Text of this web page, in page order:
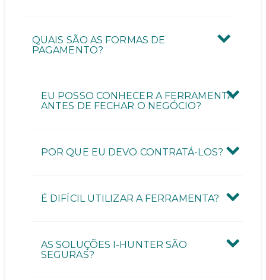
QUAIS SÃO AS FORMAS DE
PAGAMENTO?
EU POSSO CONHECER A FERRAMENTA
ANTES DE FECHAR O NEGÓCIO?
POR QUE EU DEVO CONTRATÁ-LOS?
É DIFÍCIL UTILIZAR A FERRAMENTA?
AS SOLUÇÕES I-HUNTER SÃO
SEGURAS?